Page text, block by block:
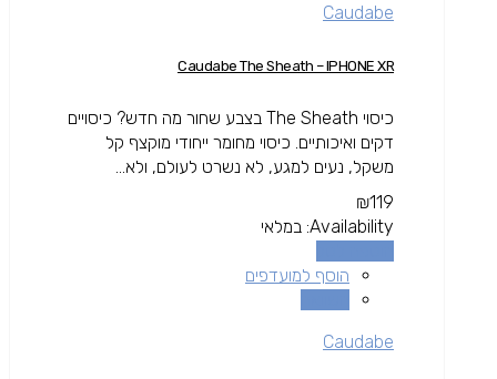
Caudabe
Caudabe The Sheath – IPHONE XR
כיסוי The Sheath בצבע שחור מה חדש? כיסויים
דקים ואיכותיים. כיסוי מחומר ייחודי מוקצף קל
משקל, נעים למגע, לא נשרט לעולם, ולא...
₪119
Availability: במלאי
הוסף למועדפים
Caudabe